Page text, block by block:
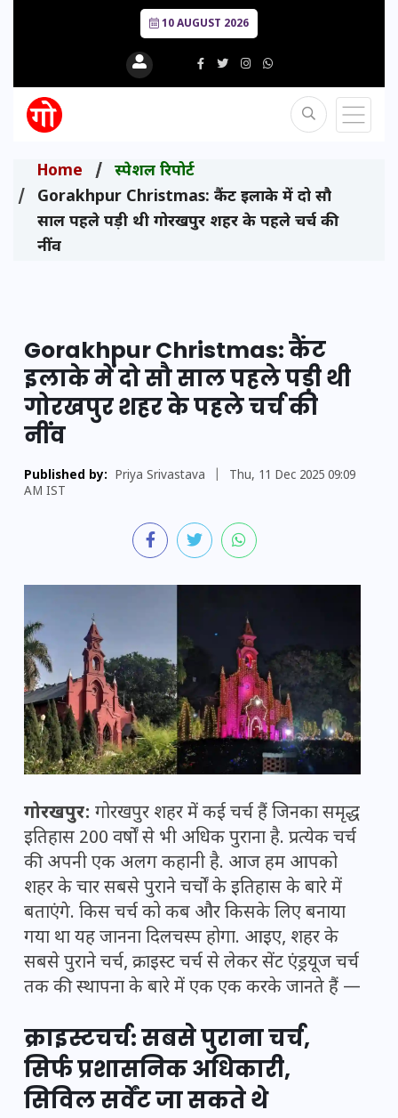
10 AUGUST 2026
Home
स्पेशल रिपोर्ट
Gorakhpur Christmas: कैंट इलाके में दो सौ
साल पहले पड़ी थी गोरखपुर शहर के पहले चर्च की
नींव
Gorakhpur Christmas: कैंट
इलाके में दो सौ साल पहले पड़ी थी
गोरखपुर शहर के पहले चर्च की
नींव
Published by: Priya Srivastava
Thu, 11 Dec 2025 09:09
AM IST
गोरखपुर: गोरखपुर शहर में कई चर्च हैं जिनका समृद्ध
इतिहास 200 वर्षों से भी अधिक पुराना है. प्रत्येक चर्च
की अपनी एक अलग कहानी है. आज हम आपको
शहर के चार सबसे पुराने चर्चों के इतिहास के बारे में
बताएंगे. किस चर्च को कब और किसके लिए बनाया
गया था यह जानना दिलचस्प होगा. आइए, शहर के
सबसे पुराने चर्च, क्राइस्ट चर्च से लेकर सेंट एंड्रयूज चर्च
तक की स्थापना के बारे में एक एक करके जानते हैं —
क्राइस्टचर्च: सबसे पुराना चर्च,
सिर्फ प्रशासनिक अधिकारी,
सिविल सर्वेंट जा सकते थे